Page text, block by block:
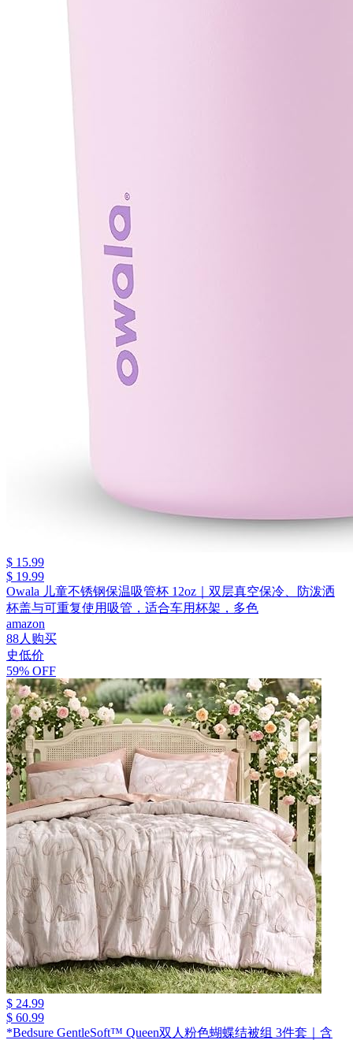
$ 15.99
$ 19.99
Owala 儿童不锈钢保温吸管杯 12oz｜双层真空保冷、防泼洒
杯盖与可重复使用吸管，适合车用杯架，多色
amazon
88人购买
史低价
59% OFF
$ 24.99
$ 60.99
*Bedsure GentleSoft™ Queen双人粉色蝴蝶结被组 3件套｜含